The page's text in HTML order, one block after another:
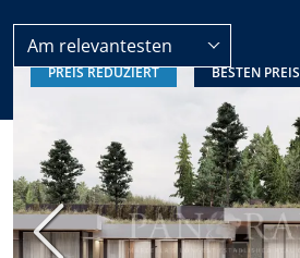
Monte Mayor Grundstücke
Am relevantesten
PREIS REDUZIERT BESTEN PREIS
Vorherige